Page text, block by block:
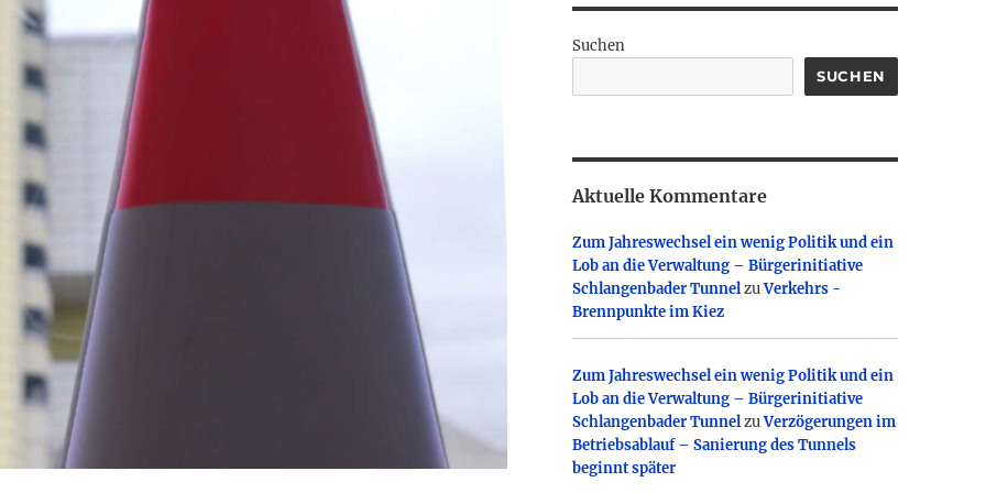
Suchen
SUCHEN
Aktuelle Kommentare
Zum Jahreswechsel ein wenig Politik und ein
Lob an die Verwaltung – Bürgerinitiative
Schlangenbader TunnelzuVerkehrs -
Brennpunkte im Kiez
Zum Jahreswechsel ein wenig Politik und ein
Lob an die Verwaltung – Bürgerinitiative
Schlangenbader TunnelzuVerzögerungen im
Betriebsablauf – Sanierung des Tunnels
beginnt später